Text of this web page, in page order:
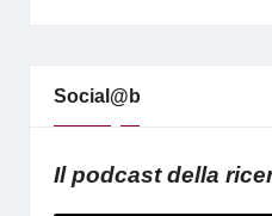
Social@b
Il podcast della